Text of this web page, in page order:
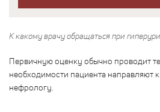
К какому врачу обращаться при
Первичную оценку обычно проводит
необходимости пациента направляют
нефрологу.